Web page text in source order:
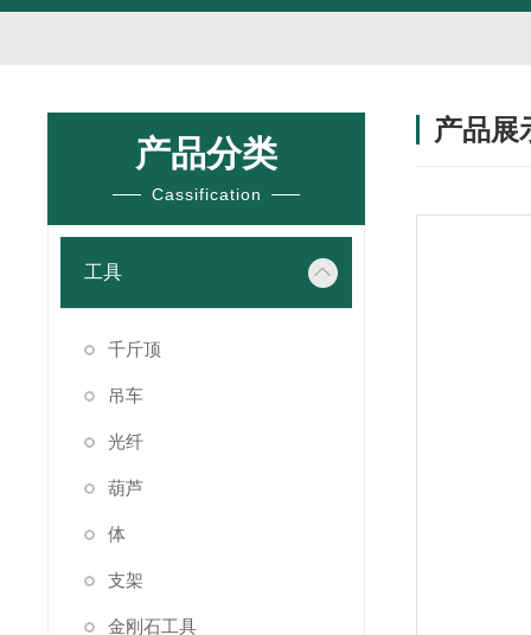
产品分类
Cassification
工具
千斤顶
吊车
光纤
葫芦
体
支架
金刚石工具
产品展